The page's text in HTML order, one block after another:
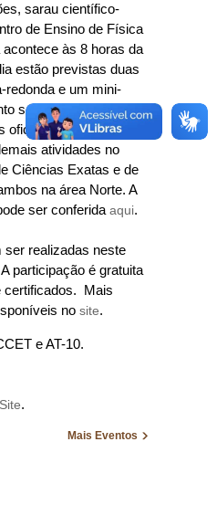
sarau científico-
de Ensino de Física
às 8 horas da
estão previstas duas
redonda e um mini-
será na sexta, às 18
oficinas serão na sala
atividades no
Ciências Exatas e de
na área Norte. A
ser conferida aqui.
realizadas neste
A participação é gratuita
certificados. Mais
no site.
e AT-10.
Site.
Mais Eventos